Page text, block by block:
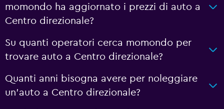
momondo ha aggiornato i prezzi di auto a
Centro direzionale?
Su quanti operatori cerca momondo per
trovare auto a Centro direzionale?
Quanti anni bisogna avere per noleggiare
un'auto a Centro direzionale?